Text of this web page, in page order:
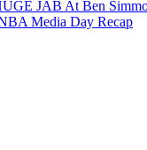
JAB At Ben
Media Day Recap